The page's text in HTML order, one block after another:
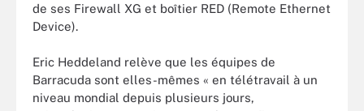
de ses Firewall XG et boîtier RED (Remote Ethernet
Device).
Eric Heddeland relève que les équipes de
Barracuda sont elles-mêmes « en télétravail à un
niveau mondial depuis plusieurs jours,